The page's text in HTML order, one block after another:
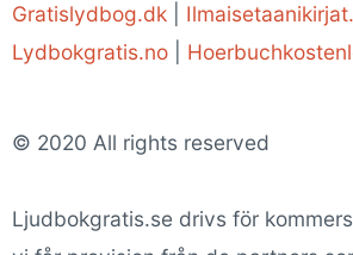
Gratislydbog.dk
Lydbokgratis.no
© 2020 All rights reserved
Ljudbokgratis.se drivs för